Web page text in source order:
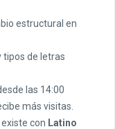
estructural en
tipos de letras
las 14:00
más visitas.
con Latino